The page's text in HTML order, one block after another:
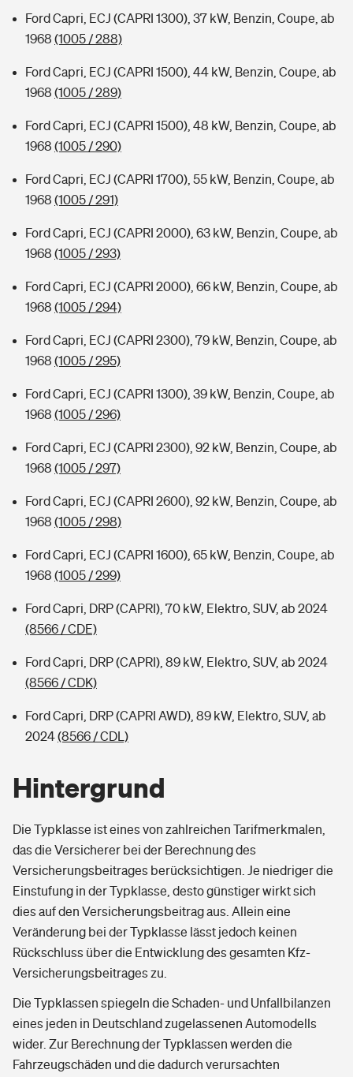
Ford Capri, ECJ (CAPRI 1300), 37 kW, Benzin, Coupe, ab
1968 (1005 / 288)
Ford Capri, ECJ (CAPRI 1500), 44 kW, Benzin, Coupe, ab
1968 (1005 / 289)
Ford Capri, ECJ (CAPRI 1500), 48 kW, Benzin, Coupe, ab
1968 (1005 / 290)
Ford Capri, ECJ (CAPRI 1700), 55 kW, Benzin, Coupe, ab
1968 (1005 / 291)
Ford Capri, ECJ (CAPRI 2000), 63 kW, Benzin, Coupe, ab
1968 (1005 / 293)
Ford Capri, ECJ (CAPRI 2000), 66 kW, Benzin, Coupe, ab
1968 (1005 / 294)
Ford Capri, ECJ (CAPRI 2300), 79 kW, Benzin, Coupe, ab
1968 (1005 / 295)
Ford Capri, ECJ (CAPRI 1300), 39 kW, Benzin, Coupe, ab
1968 (1005 / 296)
Ford Capri, ECJ (CAPRI 2300), 92 kW, Benzin, Coupe, ab
1968 (1005 / 297)
Ford Capri, ECJ (CAPRI 2600), 92 kW, Benzin, Coupe, ab
1968 (1005 / 298)
Ford Capri, ECJ (CAPRI 1600), 65 kW, Benzin, Coupe, ab
1968 (1005 / 299)
Ford Capri, DRP (CAPRI), 70 kW, Elektro, SUV, ab 2024
(8566 / CDE)
Ford Capri, DRP (CAPRI), 89 kW, Elektro, SUV, ab 2024
(8566 / CDK)
Ford Capri, DRP (CAPRI AWD), 89 kW, Elektro, SUV, ab
2024(8566 / CDL)
Hintergrund
Die Typklasse ist eines von zahlreichen Tarifmerkmalen,
das die Versicherer bei der Berechnung des
Versicherungsbeitrages berücksichtigen. Je niedriger die
Einstufung in der Typklasse, desto günstiger wirkt sich
dies auf den Versicherungsbeitrag aus. Allein eine
Veränderung bei der Typklasse lässt jedoch keinen
Rückschluss über die Entwicklung des gesamten Kfz-
Versicherungsbeitrages zu.
Die Typklassen spiegeln die Schaden- und Unfallbilanzen
eines jeden in Deutschland zugelassenen Automodells
wider. Zur Berechnung der Typklassen werden die
Fahrzeugschäden und die dadurch verursachten